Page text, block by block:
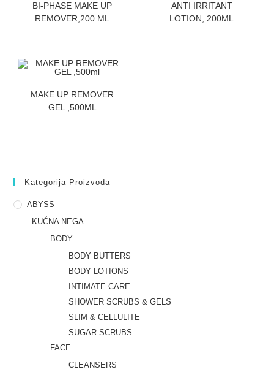
BI-PHASE MAKE UP
REMOVER,200 ML
ANTI IRRITANT
LOTION, 200ML
MAKE UP REMOVER
GEL ,500ML
Kategorija Proizvoda
ABYSS
KUĆNA NEGA
BODY
BODY BUTTERS
BODY LOTIONS
INTIMATE CARE
SHOWER SCRUBS & GELS
SLIM & CELLULITE
SUGAR SCRUBS
FACE
CLEANSERS